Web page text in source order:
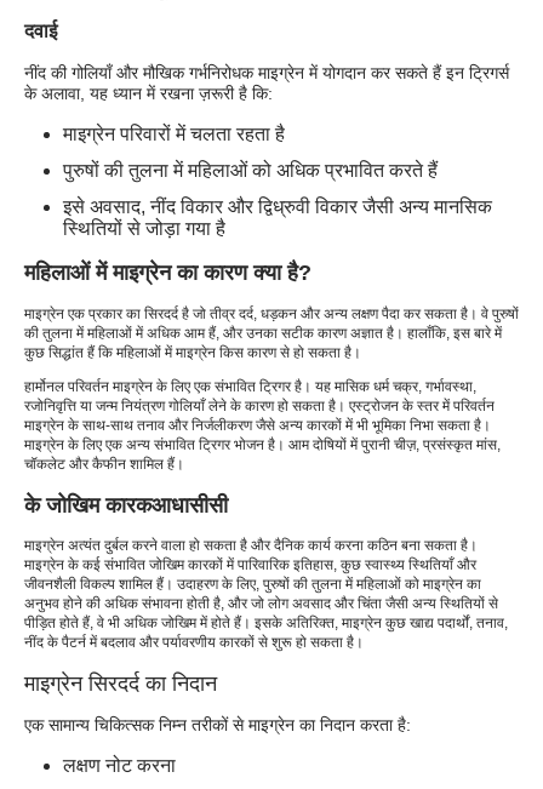
दवाई
नींद की गोलियाँ और मौखिक गर्भनिरोधक माइग्रेन में योगदान कर सकते हैं इन ट्रिगर्स
के अलावा, यह ध्यान में रखना ज़रूरी है कि:
माइग्रेन परिवारों में चलता रहता है
पुरुषों की तुलना में महिलाओं को अधिक प्रभावित करते हैं
इसे अवसाद, नींद विकार और द्विध्रुवी विकार जैसी अन्य मानसिक
स्थितियों से जोड़ा गया है
महिलाओं में माइग्रेन का कारण क्या है?
माइग्रेन एक प्रकार का सिरदर्द है जो तीव्र दर्द, धड़कन और अन्य लक्षण पैदा कर सकता है। वे पुरुषों
की तुलना में महिलाओं में अधिक आम हैं, और उनका सटीक कारण अज्ञात है। हालाँकि, इस बारे में
कुछ सिद्धांत हैं कि महिलाओं में माइग्रेन किस कारण से हो सकता है।
हार्मोनल परिवर्तन माइग्रेन के लिए एक संभावित ट्रिगर है। यह मासिक धर्म चक्र, गर्भावस्था,
रजोनिवृत्ति या जन्म नियंत्रण गोलियाँ लेने के कारण हो सकता है। एस्ट्रोजन के स्तर में परिवर्तन
माइग्रेन के साथ-साथ तनाव और निर्जलीकरण जैसे अन्य कारकों में भी भूमिका निभा सकता है।
माइग्रेन के लिए एक अन्य संभावित ट्रिगर भोजन है। आम दोषियों में पुरानी चीज़, प्रसंस्कृत मांस,
चॉकलेट और कैफीन शामिल हैं।
के जोखिम कारकआधासीसी
माइग्रेन अत्यंत दुर्बल करने वाला हो सकता है और दैनिक कार्य करना कठिन बना सकता है।
माइग्रेन के कई संभावित जोखिम कारकों में पारिवारिक इतिहास, कुछ स्वास्थ्य स्थितियाँ और
जीवनशैली विकल्प शामिल हैं। उदाहरण के लिए, पुरुषों की तुलना में महिलाओं को माइग्रेन का
अनुभव होने की अधिक संभावना होती है, और जो लोग अवसाद और चिंता जैसी अन्य स्थितियों से
पीड़ित होते हैं, वे भी अधिक जोखिम में होते हैं। इसके अतिरिक्त, माइग्रेन कुछ खाद्य पदार्थों, तनाव,
नींद के पैटर्न में बदलाव और पर्यावरणीय कारकों से शुरू हो सकता है।
माइग्रेन सिरदर्द का निदान
एक सामान्य चिकित्सक निम्न तरीकों से माइग्रेन का निदान करता है:
लक्षण नोट करना